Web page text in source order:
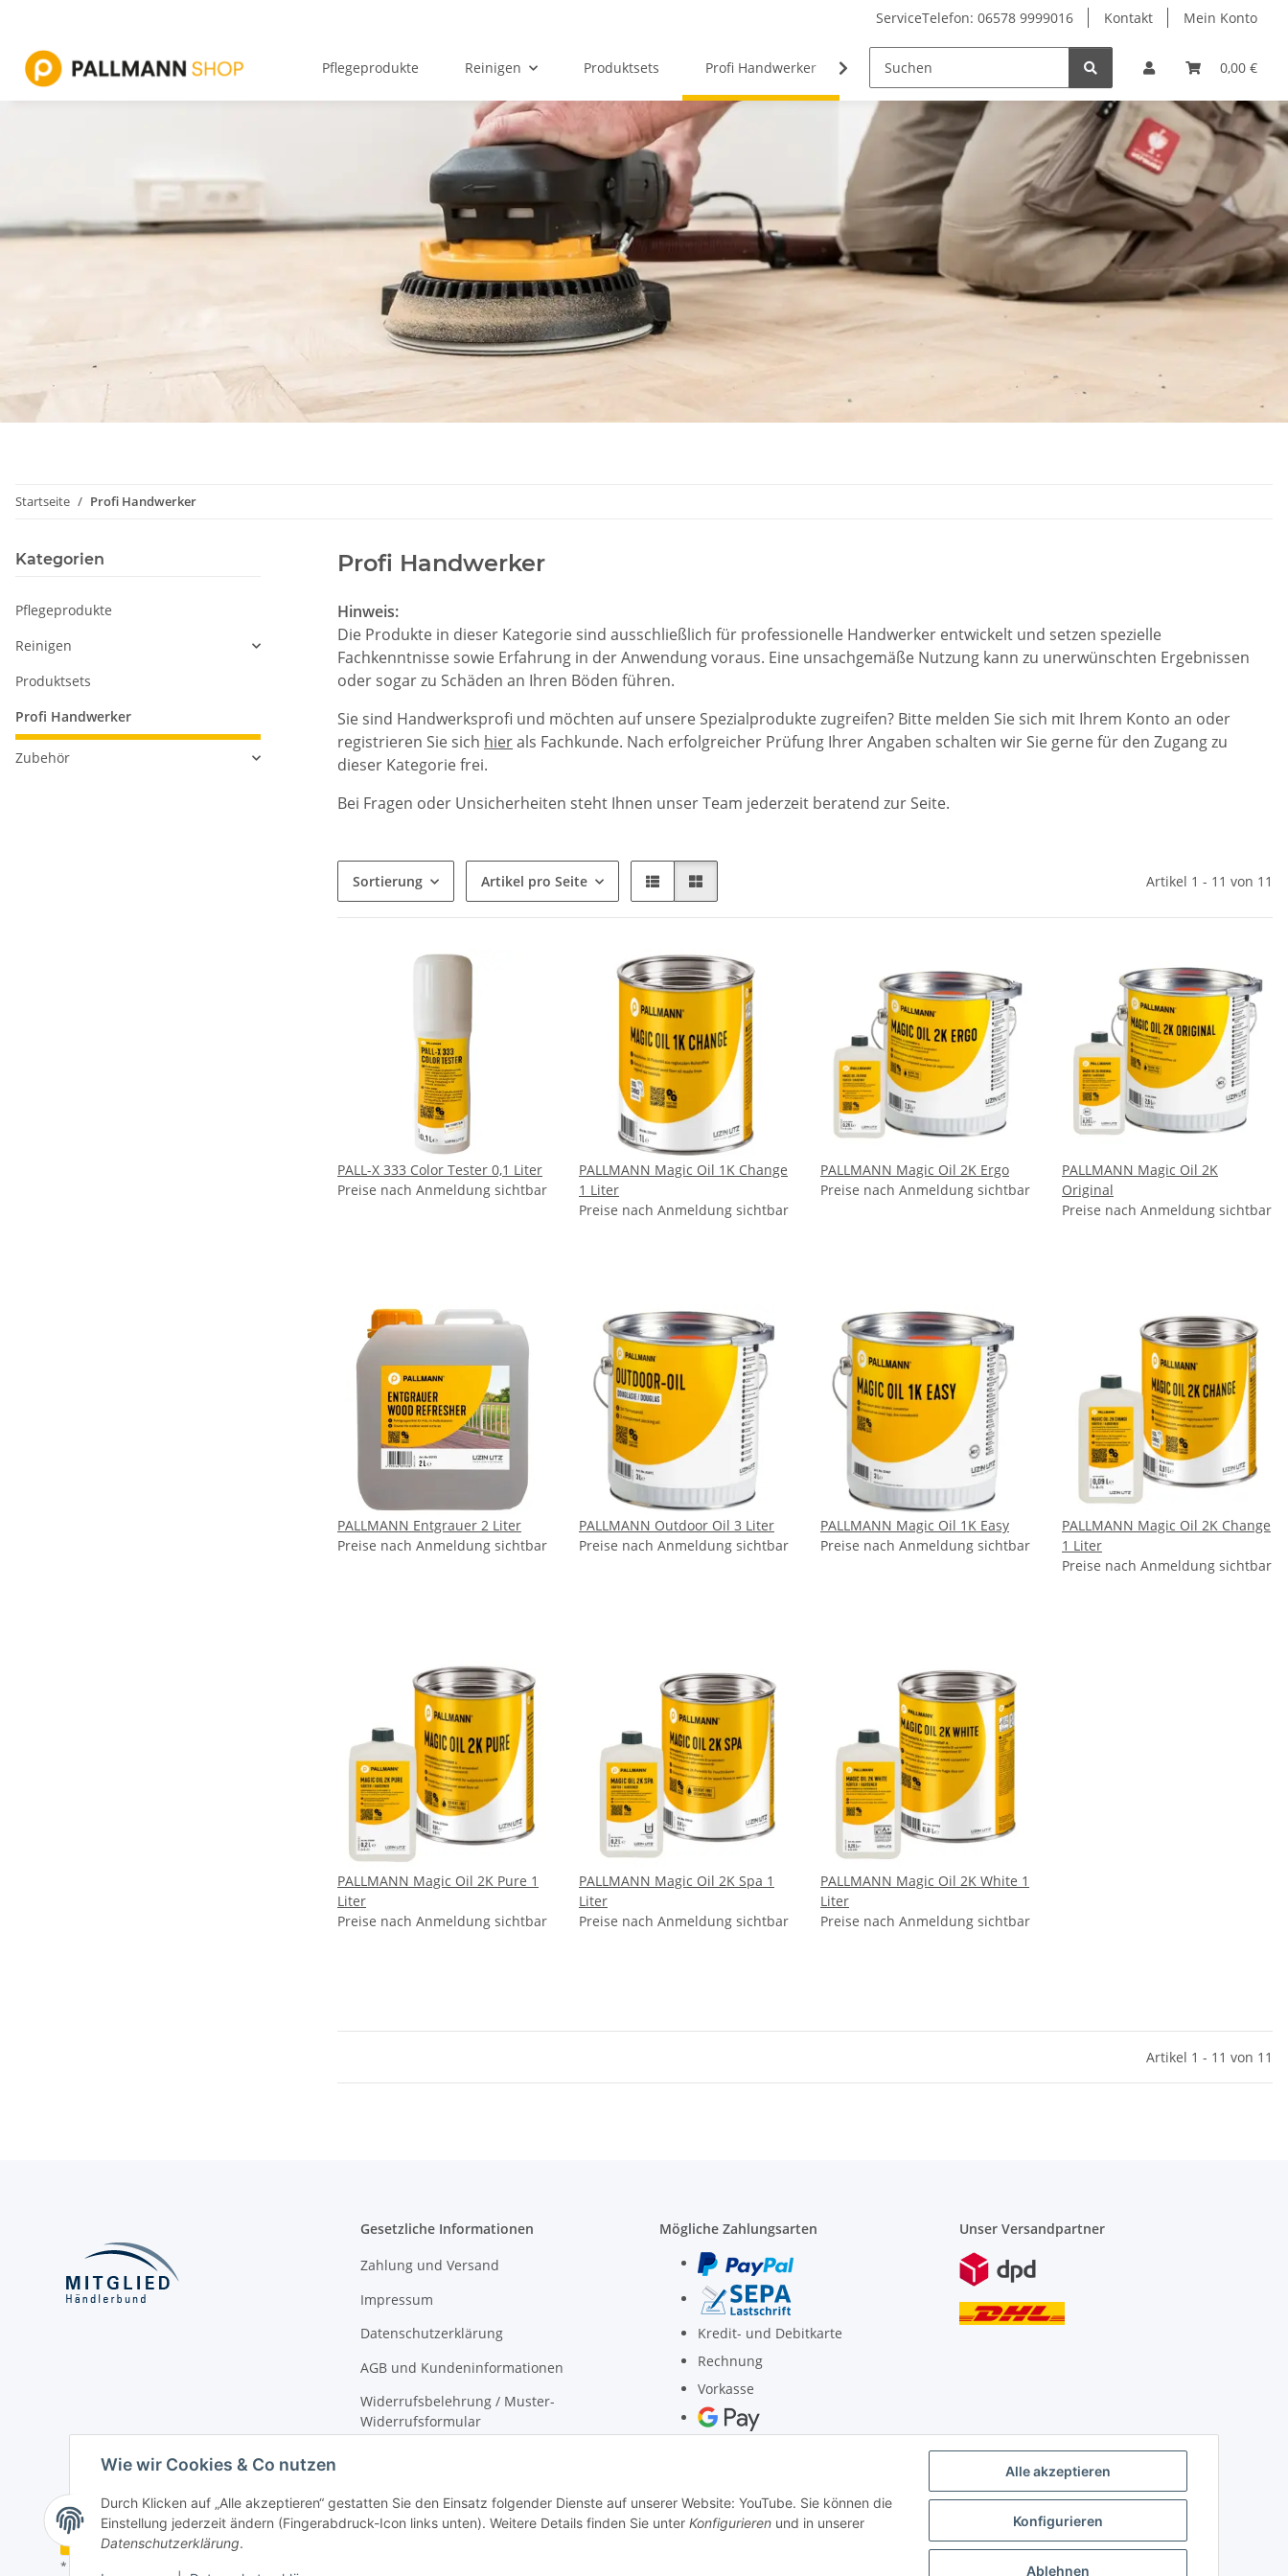
Alle akzeptieren
Konfigurieren
Ablehnen
Wie wir Cookies & Co nutzen
Durch Klicken auf „Alle akzeptieren“ gestatten Sie den Einsatz folgender Dienste auf unserer Website: YouTube. Sie können die
Einstellung jederzeit ändern (Fingerabdruck-Icon links unten). Weitere Details finden Sie unter Konfigurieren und in unserer
Datenschutzerklärung.
ServiceTelefon: 06578 9999016 Kontakt Mein Konto
0,00 €
Pflegeprodukte Reinigen Produktsets Profi Handwerker Zubehör
Startseite Profi Handwerker
Profi Handwerker
Hinweis:
Die Produkte in dieser Kategorie sind ausschließlich für professionelle Handwerker entwickelt und setzen spezielle
Fachkenntnisse sowie Erfahrung in der Anwendung voraus. Eine unsachgemäße Nutzung kann zu unerwünschten Ergebnissen
oder sogar zu Schäden an Ihren Böden führen.
Sie sind Handwerksprofi und möchten auf unsere Spezialprodukte zugreifen? Bitte melden Sie sich mit Ihrem Konto an oder
registrieren Sie sich hierals Fachkunde. Nach erfolgreicher Prüfung Ihrer Angaben schalten wir Sie gerne für den Zugang zu
dieser Kategorie frei.
Bei Fragen oder Unsicherheiten steht Ihnen unser Team jederzeit beratend zur Seite.
Sortierung Artikel pro Seite Artikel 1 - 11 von 11
PALL-X 333 Color Tester 0,1 Liter
Preise nach Anmeldung sichtbar
PALLMANN Magic Oil 1K Change
1 Liter
Preise nach Anmeldung sichtbar
PALLMANN Magic Oil 2K Ergo
Preise nach Anmeldung sichtbar
PALLMANN Magic Oil 2K
Original
Preise nach Anmeldung sichtbar
PALLMANN Entgrauer 2 Liter
Preise nach Anmeldung sichtbar
PALLMANN Outdoor Oil 3 Liter
Preise nach Anmeldung sichtbar
PALLMANN Magic Oil 1K Easy
Preise nach Anmeldung sichtbar
PALLMANN Magic Oil 2K Change
1 Liter
Preise nach Anmeldung sichtbar
PALLMANN Magic Oil 2K Pure 1
Liter
Preise nach Anmeldung sichtbar
PALLMANN Magic Oil 2K Spa 1
Liter
Preise nach Anmeldung sichtbar
PALLMANN Magic Oil 2K White 1
Liter
Preise nach Anmeldung sichtbar
Artikel 1 - 11 von 11
Kategorien
Pflegeprodukte
Reinigen
Produktsets
Profi Handwerker
Zubehör
Gesetzliche Informationen
Zahlung und Versand
Impressum
Datenschutzerklärung
AGB und Kundeninformationen
Widerrufsbelehrung / Muster-
Widerrufsformular
Mögliche Zahlungsarten
Kredit- und Debitkarte
Rechnung
Vorkasse
Unser Versandpartner
Vertrag widerrufen
* Alle Preise inkl. gesetzlicher USt., zzgl.